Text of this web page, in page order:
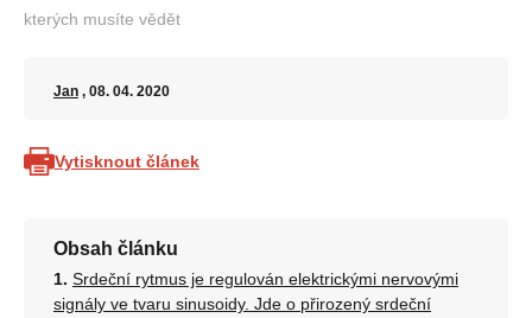
kterých musíte vědět
Jan , 08. 04. 2020
Vytisknout článek
Obsah článku
Srdeční rytmus je regulován elektrickými nervovými
signály ve tvaru sinusoidy. Jde o přirozený srdeční